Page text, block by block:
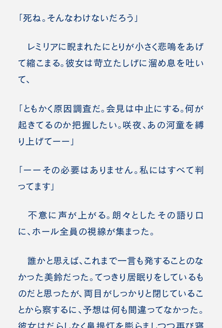
「死ね。そんなわけないだろう」
レミリアに睨まれたにとりが小さく悲鳴をあげ
て縮こまる。彼女は苛立たしげに溜め息を吐い
て、
「ともかく原因調査だ。会見は中止にする。何が
起きてるのか把握したい。咲夜、あの河童を縛
り上げてーー」
「ーーその必要はありません。私にはすべて判
ってます」
不意に声が上がる。朗々としたその語り口
に、ホール全員の視線が集まった。
誰かと思えば、これまで一言も発することのな
かった美鈴だった。てっきり居眠りをしているも
のだと思ったが、両目がしっかりと閉じているこ
とから察するに、予想は何も間違ってなかった。
彼女はだらしなく鼻提灯を膨らましつつ再び寝